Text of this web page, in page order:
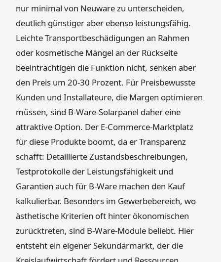
nur minimal von Neuware zu unterscheiden,
deutlich günstiger aber ebenso leistungsfähig.
Leichte Transportbeschädigungen an Rahmen
oder kosmetische Mängel an der Rückseite
beeinträchtigen die Funktion nicht, senken aber
den Preis um 20-30 Prozent. Für Preisbewusste
Kunden und Installateure, die Margen optimieren
müssen, sind B-Ware-Solarpanel daher eine
attraktive Option. Der E-Commerce-Marktplatz
für diese Produkte boomt, da er Transparenz
schafft: Detaillierte Zustandsbeschreibungen,
Testprotokolle der Leistungsfähigkeit und
Garantien auch für B-Ware machen den Kauf
kalkulierbar. Besonders im Gewerbebereich, wo
ästhetische Kriterien oft hinter ökonomischen
zurücktreten, sind B-Ware-Module beliebt. Hier
entsteht ein eigener Sekundärmarkt, der die